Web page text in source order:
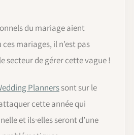
du mariage aient
mariages, il n’est pas
secteur de gérer cette vague !
Plannerssont sur le
cette année qui
et ils·elles seront d’une